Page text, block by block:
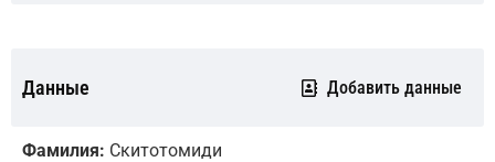
Данные Добавить данные
Фамилия: Скитотомиди